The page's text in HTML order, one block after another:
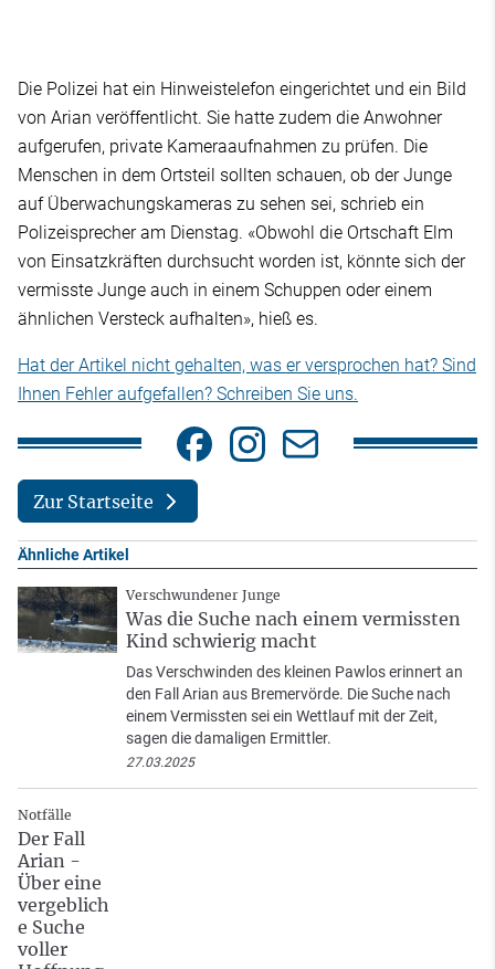
Die Polizei hat ein Hinweistelefon eingerichtet und ein Bild
von Arian veröffentlicht. Sie hatte zudem die Anwohner
aufgerufen, private Kameraaufnahmen zu prüfen. Die
Menschen in dem Ortsteil sollten schauen, ob der Junge
auf Überwachungskameras zu sehen sei, schrieb ein
Polizeisprecher am Dienstag. «Obwohl die Ortschaft Elm
von Einsatzkräften durchsucht worden ist, könnte sich der
vermisste Junge auch in einem Schuppen oder einem
ähnlichen Versteck aufhalten», hieß es.
Hat der Artikel nicht gehalten, was er versprochen hat? Sind
Ihnen Fehler aufgefallen? Schreiben Sie uns.
Zur Startseite
Ähnliche Artikel
Verschwundener Junge
Was die Suche nach einem vermissten
Kind schwierig macht
Das Verschwinden des kleinen Pawlos erinnert an
den Fall Arian aus Bremervörde. Die Suche nach
einem Vermissten sei ein Wettlauf mit der Zeit,
sagen die damaligen Ermittler.
27.03.2025
Notfälle
Der Fall
Arian -
Über eine
vergeblich
e Suche
voller